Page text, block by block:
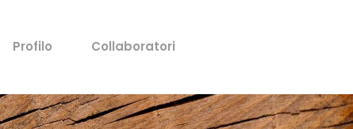
Profilo Collaboratori